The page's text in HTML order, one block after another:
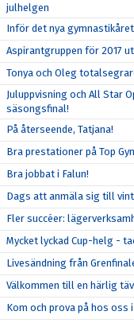
julhelgen
Inför det nya
Aspirantgruppen för 2017
Tonya och Oleg
Juluppvisning och All Star
säsongsfinal!
På återseende, Tatjana!
Bra prestationer på Top
Bra jobbat i Falun!
Dags att anmäla sig till
Fler succéer:
Mycket lyckad Cup-helg -
Livesändning från
Välkommen till en härlig
Kom och prova på hos oss